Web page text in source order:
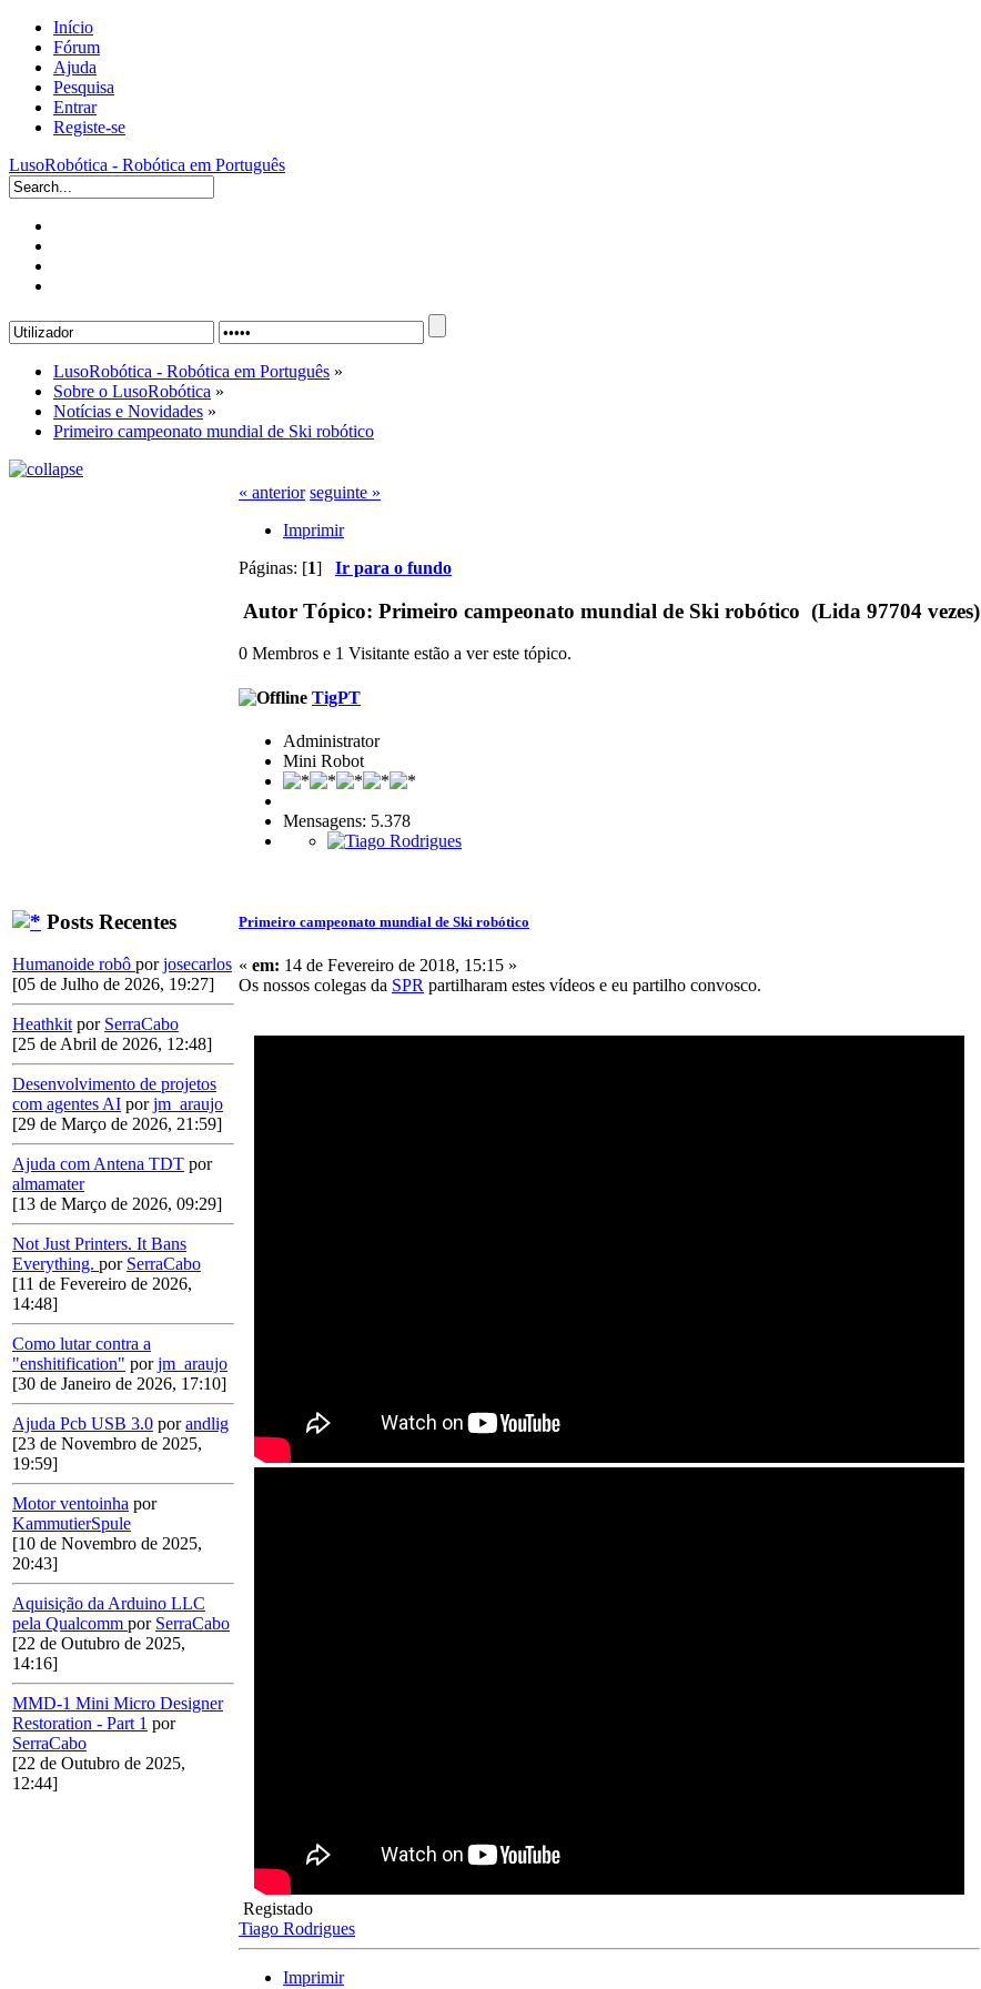
Início
Fórum
Ajuda
Pesquisa
Entrar
Registe-se
LusoRobótica - Robótica em Português
LusoRobótica - Robótica em Português »
Sobre o LusoRobótica »
Notícias e Novidades »
Primeiro campeonato mundial de Ski robótico
Posts Recentes
Humanoide robô porjosecarlos
[05 de Julho de 2026, 19:27]
Heathkit por SerraCabo
[25 de Abril de 2026, 12:48]
Desenvolvimento de projetos
com agentes AI porjm_araujo
[29 de Março de 2026, 21:59]
Ajuda com Antena TDT por
almamater
[13 de Março de 2026, 09:29]
Not Just Printers. It Bans
Everything. por SerraCabo
[11 de Fevereiro de 2026,
14:48]
Como lutar contra a
"enshitification" porjm_araujo
[30 de Janeiro de 2026, 17:10]
Ajuda Pcb USB 3.0 porandlig
[23 de Novembro de 2025,
19:59]
Motor ventoinha por
KammutierSpule
[10 de Novembro de 2025,
20:43]
Aquisição da Arduino LLC
pela Qualcomm por SerraCabo
[22 de Outubro de 2025,
14:16]
MMD-1 Mini Micro Designer
Restoration - Part 1 por
SerraCabo
[22 de Outubro de 2025,
12:44]
« anterior seguinte »
Imprimir
Páginas: [1] Ir para o fundo
Autor Tópico: Primeiro campeonato mundial de Ski robótico (Lida 97704 vezes)
0 Membros e 1 Visitante estão a ver este tópico.
TigPT
Administrator
Mini Robot
Mensagens: 5.378
Primeiro campeonato mundial de Ski robótico
« em: 14 de Fevereiro de 2018, 15:15 »
Os nossos colegas da SPR partilharam estes vídeos e eu partilho convosco.
Registado
Tiago Rodrigues
Imprimir